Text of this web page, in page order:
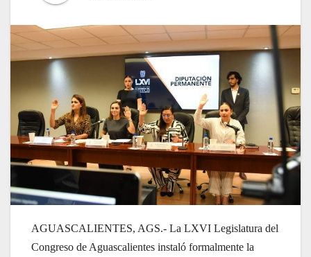
AGUASCALIENTES, AGS.- La LXVI Legislatura del
Congreso de Aguascalientes instaló formalmente la